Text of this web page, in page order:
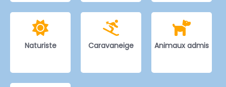
Naturiste Caravaneige Animaux admis